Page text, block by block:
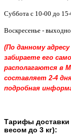
Суббота с 10-00 до
Воскресенье -
(По данному
забираете его
располагаются в
составляет 2-4
подробная
Тарифы доставки
весом до 3 кг):